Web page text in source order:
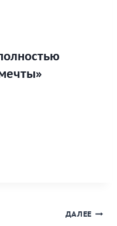
ДАЛЕЕ